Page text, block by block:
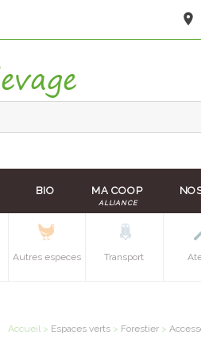
BIO MA COOP
ALLIANCE
Autres especes Transport
Accueil > Espaces verts > Forestier >